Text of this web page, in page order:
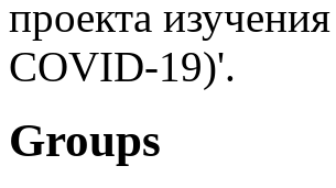
проекта
COVID-19)'.
Groups